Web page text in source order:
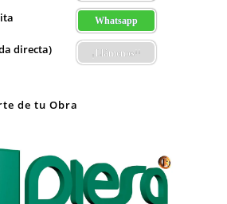
Whatsapp
directa) ¡Llámenos!!
de tu Obra